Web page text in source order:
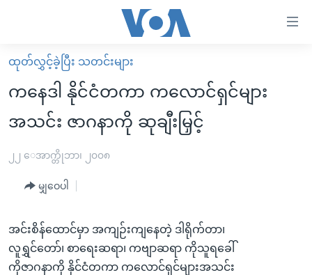
လွယ်ကူ
စေ
များ
ကြည့်
မူလစာမျက်နှာ
မြန်မာ
ကမ္ဘာ့သတင်းများ
နိုင်ငံတကာ
အစ္စရေး-ပါလက်စတိုင်း
ရပ်ဝန်းတခု လမ်းတခု အလွန်
အင်္ဂလိပ်စာလေ့လာမယ်
အမေရိကန်သုံးအီဒီယံ
အပတ်စဉ်ကဏ္ဍများ
ထုတ်လွှင့်ခဲ့ပြီး သတင်းများ
ကနေဒါ နိုင်ငံတကာ ကလောင်ရှင်များ
အသင်း ဇာဂနာကို ဆုချီးမြှင့်
၂၂ ေအာက္တိုဘာ၊ ၂၀၀၈
မျှဝေပါ
အင်းစိန်ထောင်မှာ အကျဉ်းကျနေတဲ့ ဒါရိုက်တာ၊
လူရွှင်တော်၊ စာရေးဆရာ၊ ကဗျာဆရာ ကိုသူရခေါ်
ကိုဇာဂနာကို နိုင်ငံတကာ ကလောင်ရှင်များအသင်း